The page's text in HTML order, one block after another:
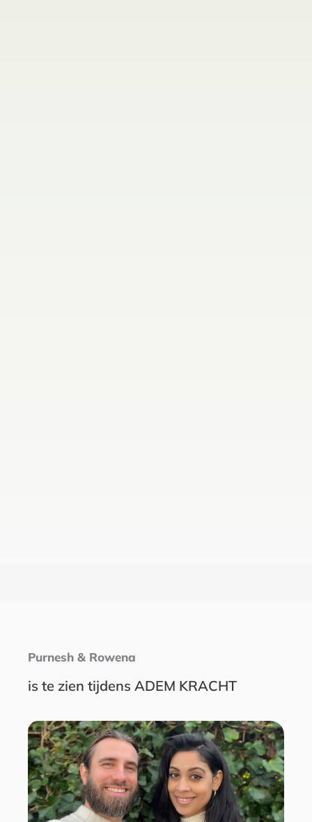
Purnesh & Rowena
is te zien tijdens ADEM KRACHT